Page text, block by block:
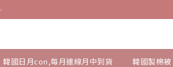
韓國日月con,每月連線月中到貨 韓國製棉被